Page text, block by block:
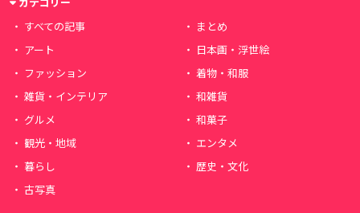
すべての記事
まとめ
アート
日本画・浮世絵
ファッション
着物・和服
雑貨・インテリア
和雑貨
グルメ
和菓子
観光・地域
エンタメ
暮らし
歴史・文化
古写真